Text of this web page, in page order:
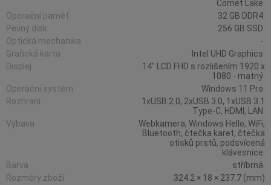
Comet Lake
Operační paměť
32 GB DDR4
Pevný disk
256 GB SSD
Optická mechanika
-
Grafická karta
Intel UHD Graphics
Displej
14" LCD FHD s rozlišením 1920 x
1080 - matný
Operační systém
Windows 11 Pro
Rozhraní
1xUSB 2.0, 2xUSB 3.0, 1xUSB 3.1
Type-C, HDMI, LAN
Výbava
Webkamera, Windows Hello, WiFi,
Bluetooth, čtečka karet, čtečka
otisků prstů, podsvícená
klávesnice
Barva
stříbrná
Rozměry zboží
324.2 × 18 × 237.7 (mm)